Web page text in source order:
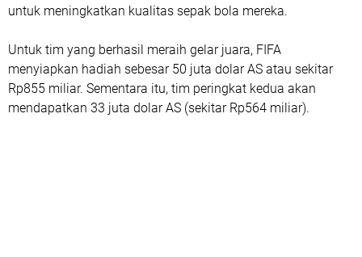
untuk meningkatkan kualitas sepak bola mereka.
Untuk tim yang berhasil meraih gelar juara, FIFA
menyiapkan hadiah sebesar 50 juta dolar AS atau sekitar
Rp855 miliar. Sementara itu, tim peringkat kedua akan
mendapatkan 33 juta dolar AS (sekitar Rp564 miliar).